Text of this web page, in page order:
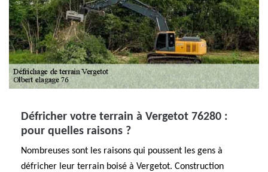
Défricher votre terrain à Vergetot 76280 :
pour quelles raisons ?
Nombreuses sont les raisons qui poussent les gens à
défricher leur terrain boisé à Vergetot. Construction